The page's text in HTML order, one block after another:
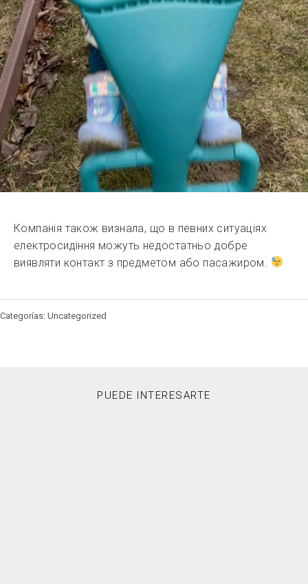
Компанія також визнала, що в певних ситуаціях
електросидіння можуть недостатньо добре
виявляти контакт з предметом або пасажиром.
Categorías: Uncategorized
PUEDE INTERESARTE